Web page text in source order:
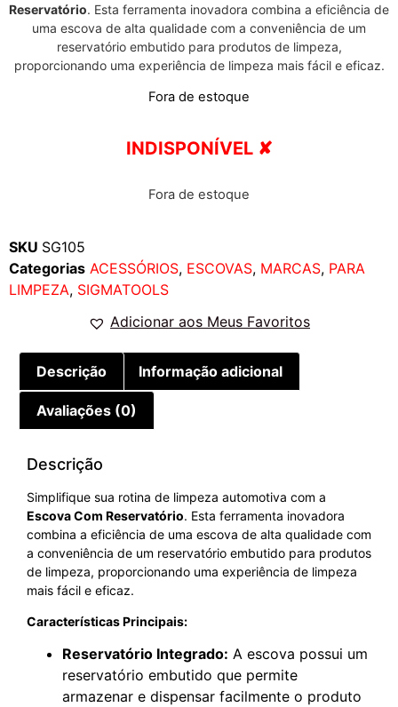
Reservatório. Esta ferramenta inovadora combina a eficiência de
uma escova de alta qualidade com a conveniência de um
reservatório embutido para produtos de limpeza,
proporcionando uma experiência de limpeza mais fácil e eficaz.
Fora de estoque
INDISPONÍVEL ✘
Fora de estoque
SKU SG105
Categorias ACESSÓRIOS, ESCOVAS, MARCAS, PARA
LIMPEZA, SIGMATOOLS
Adicionar aos Meus Favoritos
Descrição Informação adicional
Avaliações (0)
Descrição
Simplifique sua rotina de limpeza automotiva com a
Escova Com Reservatório. Esta ferramenta inovadora
combina a eficiência de uma escova de alta qualidade com
a conveniência de um reservatório embutido para produtos
de limpeza, proporcionando uma experiência de limpeza
mais fácil e eficaz.
Características Principais:
Reservatório Integrado: A escova possui um
reservatório embutido que permite
armazenar e dispensar facilmente o produto